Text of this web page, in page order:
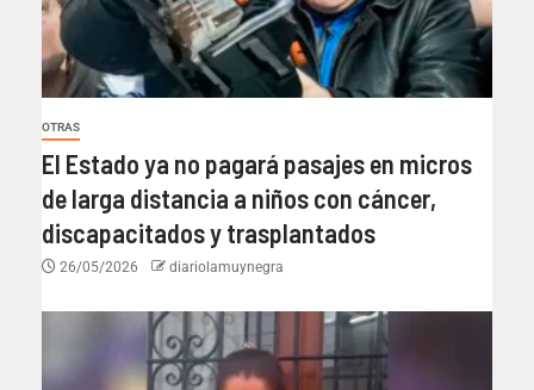
OTRAS
El Estado ya no pagará pasajes en micros
de larga distancia a niños con cáncer,
discapacitados y trasplantados
26/05/2026 diariolamuynegra